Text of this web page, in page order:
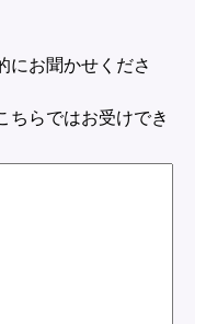
にお聞かせくださ
ちらではお受けでき